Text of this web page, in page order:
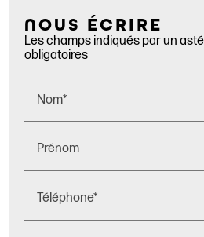
NOUS ÉCRIRE
Les champs indiqués par un
obligatoires
Nom*
Prénom
Téléphone*